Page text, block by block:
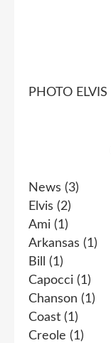
News (3)
Elvis (2)
Ami (1)
Arkansas (1)
Bill
(1)
Capocci (1)
Chanson (1)
Coast (1)
Creole (1)
PHOTO ELVIS